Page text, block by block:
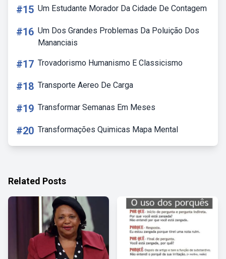
#15 Um Estudante Morador Da Cidade De Contagem
#16 Um Dos Grandes Problemas Da Poluição Dos
Mananciais
#17 Trovadorismo Humanismo E Classicismo
#18 Transporte Aereo De Carga
#19 Transformar Semanas Em Meses
#20 Transformações Quimicas Mapa Mental
Related Posts